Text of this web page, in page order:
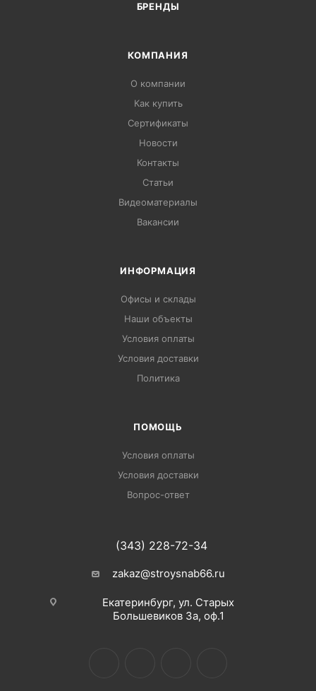
БРЕНДЫ
КОМПАНИЯ
О компании
Как купить
Сертификаты
Новости
Контакты
Статьи
Видеоматериалы
Вакансии
ИНФОРМАЦИЯ
Офисы и склады
Наши объекты
Условия оплаты
Условия доставки
Политика
ПОМОЩЬ
Условия оплаты
Условия доставки
Вопрос-ответ
(343) 228-72-34
zakaz@stroysnab66.ru
Екатеринбург, ул. Старых
Большевиков 3а, оф.1